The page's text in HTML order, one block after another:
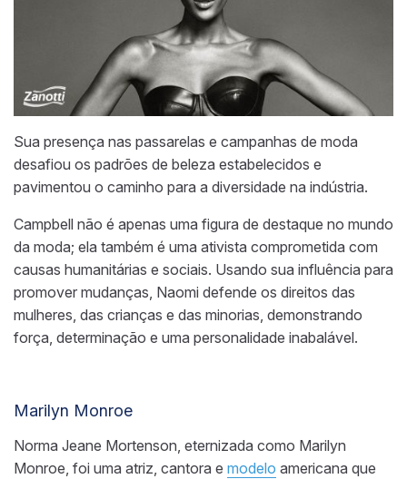
Sua presença nas passarelas e campanhas de moda
desafiou os padrões de beleza estabelecidos e
pavimentou o caminho para a diversidade na indústria.
Campbell não é apenas uma figura de destaque no mundo
da moda; ela também é uma ativista comprometida com
causas humanitárias e sociais. Usando sua influência para
promover mudanças, Naomi defende os direitos das
mulheres, das crianças e das minorias, demonstrando
força, determinação e uma personalidade inabalável.
Marilyn Monroe
Norma Jeane Mortenson, eternizada como Marilyn
Monroe, foi uma atriz, cantora e modelo americana que